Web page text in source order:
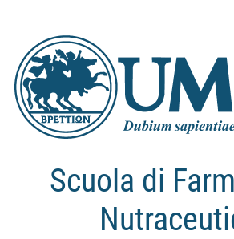
Scuola di